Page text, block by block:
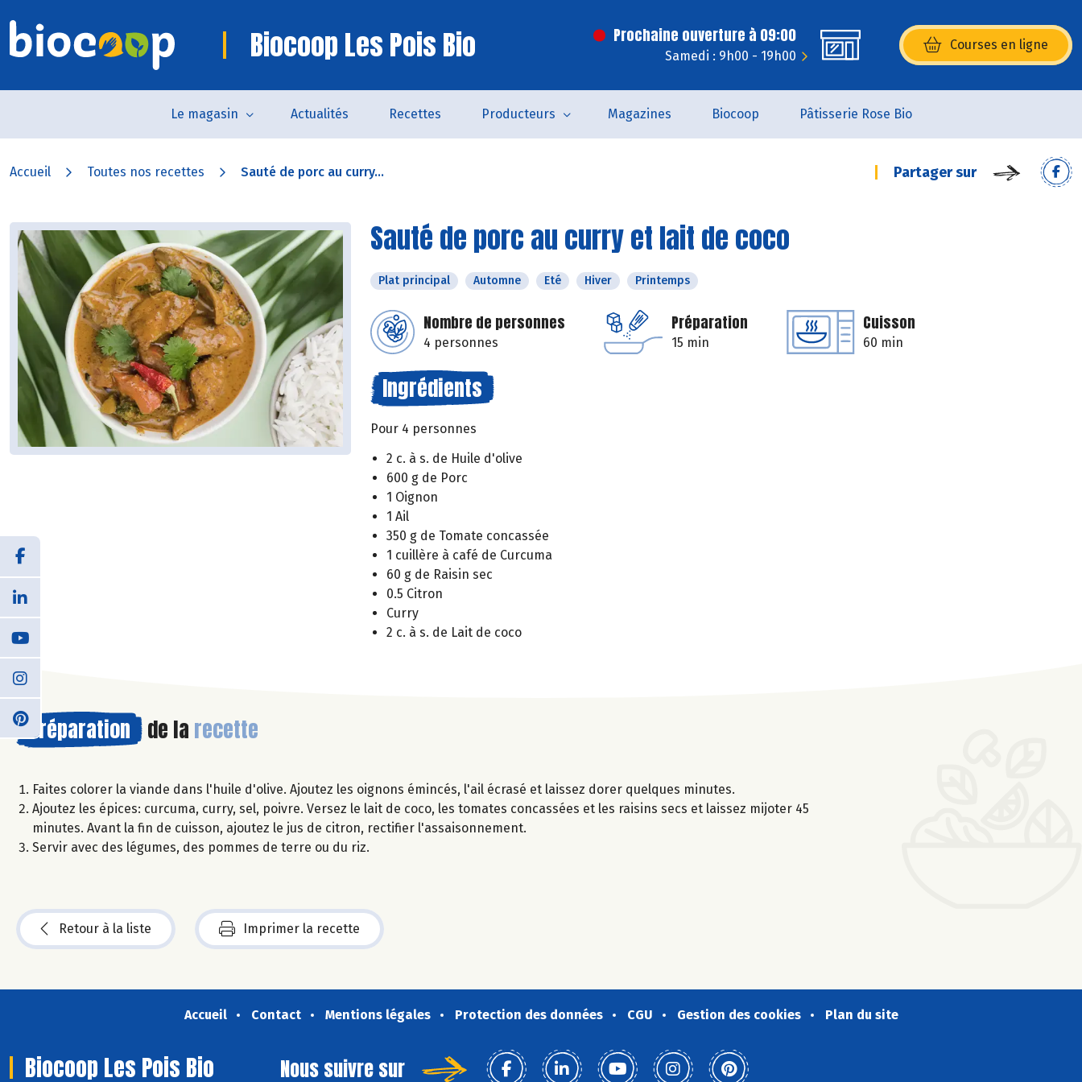
Biocoop Les Pois Bio Prochaine ouverture à 09:00
Samedi : 9h00 - 19h00
Courses en ligne
(s’ouvre dans une nouvelle
Le magasin Actualités Recettes Producteurs Magazines Biocoop Pâtisserie Rose Bio
Accueil Toutes nos recettes Sauté de porc au curry... Partager sur
Sauté de porc au curry et lait de coco
Plat principal Automne Eté Hiver Printemps
Nombre de personnes
4 personnes
Préparation
15 min
Cuisson
60 min
Ingrédients
Pour 4 personnes
2 c. à s. de Huile d'olive
600 g de Porc
1 Oignon
1 Ail
350 g de Tomate concassée
1 cuillère à café de Curcuma
60 g de Raisin sec
0.5 Citron
Curry
2 c. à s. de Lait de coco
Préparation de la recette
Faites colorer la viande dans l'huile d'olive. Ajoutez les oignons émincés, l'ail écrasé et laissez dorer quelques minutes.
Ajoutez les épices: curcuma, curry, sel, poivre. Versez le lait de coco, les tomates concassées et les raisins secs et laissez mijoter 45
minutes. Avant la fin de cuisson, ajoutez le jus de citron, rectifier l'assaisonnement.
Servir avec des légumes, des pommes de terre ou du riz.
Retour à la liste Imprimer la recette
Accueil Contact Mentions légales Protection des données CGU Gestion des cookies Plan du site
Biocoop Les Pois Bio Nous suivre sur